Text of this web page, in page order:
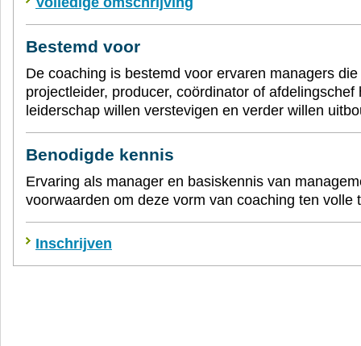
Bestemd voor
De coaching is bestemd voor ervaren managers
projectleider, producer, coördinator of afdelingschef
leiderschap willen verstevigen en verder willen
Benodigde kennis
Ervaring als manager en basiskennis van
voorwaarden om deze vorm van coaching ten volle
Inschrijven